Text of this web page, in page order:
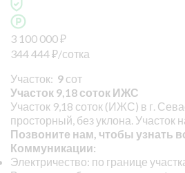
3 100 000₽
344 444₽/сотка
Участок: 9 сот
Участок 9,18 соток ИЖС
Участок 9,18 соток (ИЖС) в г.
просторный, без уклона.
Позвоните нам, чтобы узнать
Коммуникации:
Электричество: по границе